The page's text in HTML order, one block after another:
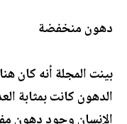
دهون منخفضة
بينت المجلة أنه كان
الدهون كانت بمثابة